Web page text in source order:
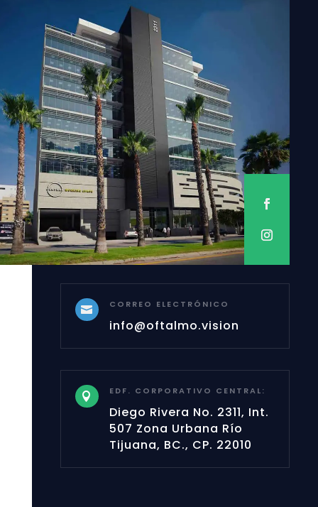
 CORREO ELECTRÓNICO
info@oftalmo.vision
 EDF. CORPORATIVO CENTRAL:
Diego Rivera No. 2311, Int.
507 Zona Urbana Río
Tijuana, BC., CP. 22010